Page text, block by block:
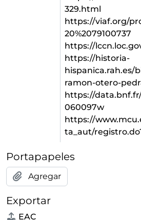
329.html
https://viaf.org/
20%2079100737
https://
https://historia-
hispanica.rah.es/
ramon-otero-
https://data.bnf.fr/
060097w
https://
ta_aut/
Portapapeles
Agregar
Exportar
EAC